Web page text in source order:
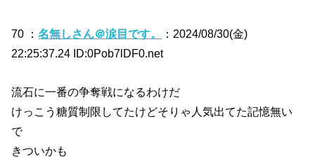
70 ：名無しさん＠涙目です。
：2024/08/30(金)
22:25:37.24 ID:0Pob7lDF0.net
流石に一番の争奪戦になるわけだ
けっこう糖質制限してたけどそりゃ人気出てた記憶無い
で
きついかも